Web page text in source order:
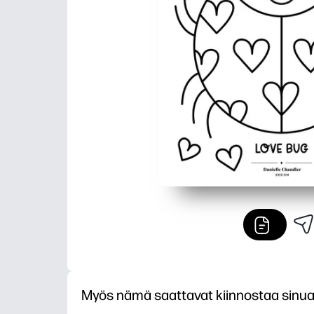
Myös nämä saattavat kiinnostaa sinua